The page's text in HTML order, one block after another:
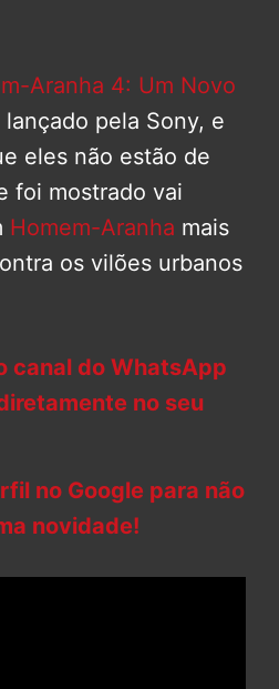
Aranha 4: Um Novo
pela Sony, e
eles não estão de
foi mostrado vai
Homem-Aranha mais
os vilões urbanos
canal do WhatsApp
no seu
no Google para não
novidade!